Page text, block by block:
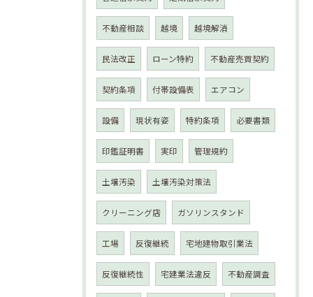
不動産相談 越境 越境解消
民法改正 ローン特約 不動産売買契約
契約条項 付帯設備表 エアコン
設備 現状有姿 特約条項 必要書類
印鑑証明書 実印 管理規約
土壌汚染 土壌汚染対策法
クリーニング店 ガソリンスタンド
工場 反復継続 宅地建物取引業法
反復継続性 宅建業法違反 不動産調査